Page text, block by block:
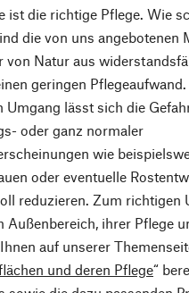
ist die richtige Pflege. Wie
die von uns angebotenen
von Natur aus
geringen
Umgang lässt sich die
oder ganz normaler
wie
oder eventuelle
reduzieren. Zum richtigen
Außenbereich, ihrer Pflege
auf unserer
und deren Pflege“